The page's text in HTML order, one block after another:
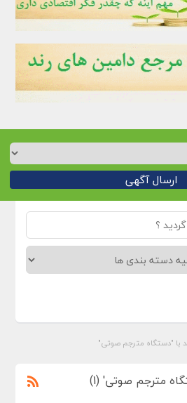
ارسال آگهی
با "دستگاه مترجم صوتی"
مترجم صوتی' (1)